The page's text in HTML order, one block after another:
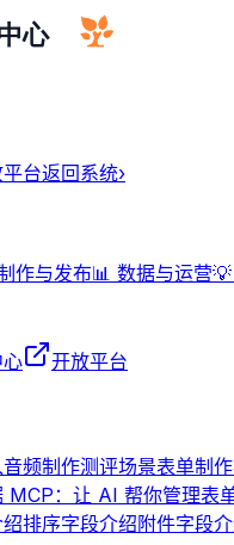
台返回系统›
作与发布📊 数据与运营
开放平台
频制作测评场景表单制
MCP：让 AI 帮你管理表
排序字段介绍附件字段